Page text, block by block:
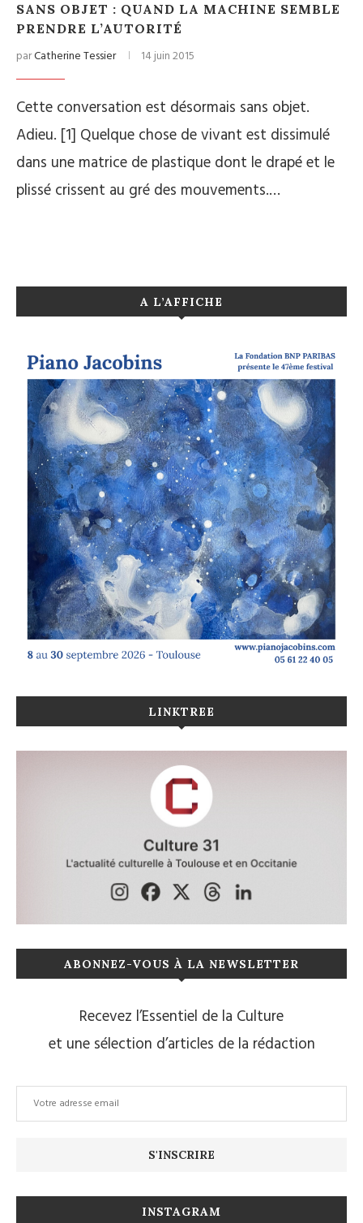
SANS OBJET : QUAND LA MACHINE SEMBLE
PRENDRE L’AUTORITÉ
parCatherine Tessier 14 juin 2015
Cette conversation est désormais sans objet.
Adieu. [1] Quelque chose de vivant est dissimulé
dans une matrice de plastique dont le drapé et le
plissé crissent au gré des mouvements.…
A L’AFFICHE
LINKTREE
ABONNEZ-VOUS À LA NEWSLETTER
Recevez l’Essentiel de la Culture
et une sélection d’articles de la rédaction
INSTAGRAM